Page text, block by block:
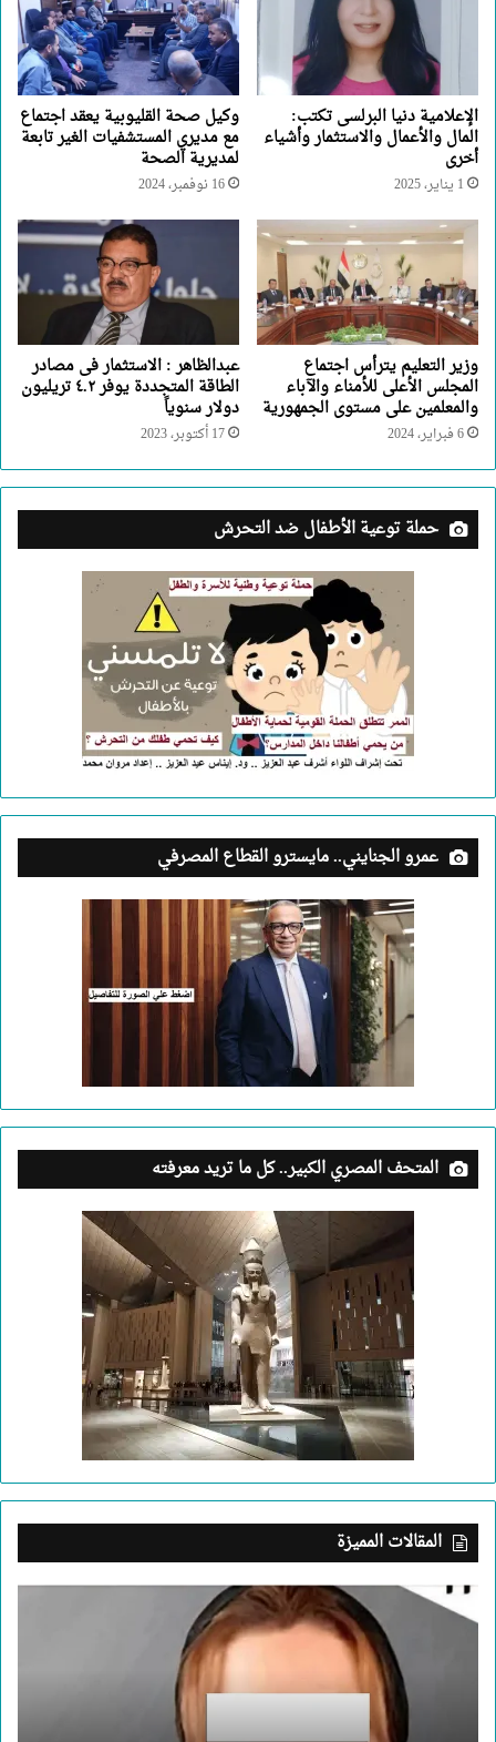
الإعلامية دنيا البرلسى تكتب:
المال والأعمال والاستثمار وأشياء
أخرى
1 يناير، 2025
وكيل صحة القليوبية يعقد اجتماع
مع مديري المستشفيات الغير تابعة
لمديرية الصحة
16 نوفمبر، 2024
وزير التعليم يترأس اجتماع
المجلس الأعلى للأمناء والآباء
والمعلمين على مستوى الجمهورية
6 فبراير، 2024
عبدالظاهر : الاستثمار فى مصادر
الطاقة المتجددة يوفر ٤.٢ تريليون
دولار سنوياً
17 أكتوبر، 2023
حملة توعية الأطفال ضد التحرش
عمرو الجنايني.. مايسترو القطاع المصرفي
المتحف المصري الكبير.. كل ما تريد معرفته
المقالات المميزة
بعد
جريمة